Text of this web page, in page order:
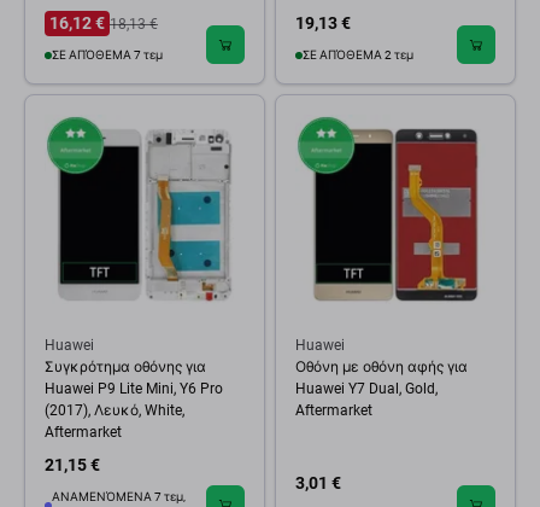
16,12 € 18,13 €
ΣΕ ΑΠΌΘΕΜΑ 7 τεμ
19,13 €
ΣΕ ΑΠΌΘΕΜΑ 2 τεμ
Huawei
Συγκρότημα οθόνης για
Huawei P9 Lite Mini, Y6 Pro
(2017), Λευκό, White,
Aftermarket
21,15 €
ΑΝΑΜΕΝΌΜΕΝΑ 7 τεμ,
Huawei
Οθόνη με οθόνη αφής για
Huawei Y7 Dual, Gold,
Aftermarket
3,01 €